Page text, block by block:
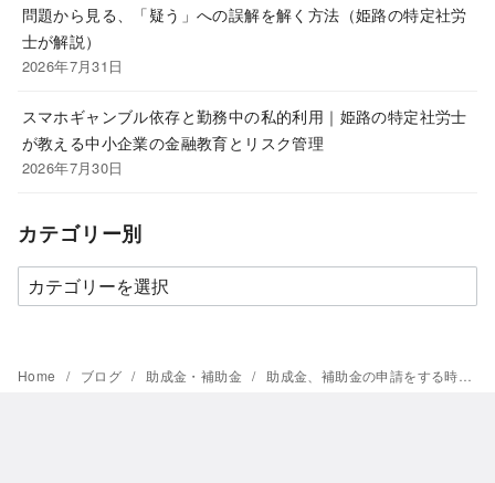
問題から見る、「疑う」への誤解を解く方法（姫路の特定社労
士が解説）
2026年7月31日
スマホギャンブル依存と勤務中の私的利用｜姫路の特定社労士
が教える中小企業の金融教育とリスク管理
2026年7月30日
カテゴリー別
カ
テ
リ
Home ブログ 助成金・補助金 助成金、補助金の申請をする時の総務担当者、経理担当者の心得